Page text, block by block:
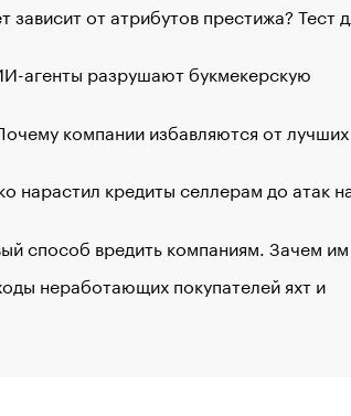
зависит от атрибутов престижа? Тест
агенты разрушают букмекерскую
компании избавляются от лучших
нарастил кредиты селлерам до атак
способ вредить компаниям. Зачем
неработающих покупателей яхт и